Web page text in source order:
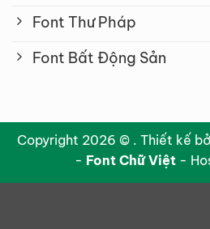
Font Thư Pháp
Font Bất Động Sản
Copyright 2026 © . Thiết kế
- Font Chữ Việt-